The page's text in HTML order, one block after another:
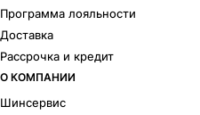
Программа лояльности
Доставка
Рассрочка и кредит
О КОМПАНИИ
Шинсервис